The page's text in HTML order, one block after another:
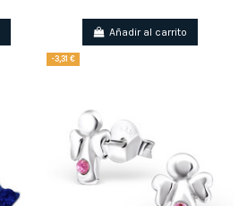
Añadir al carrito
-3,31 €